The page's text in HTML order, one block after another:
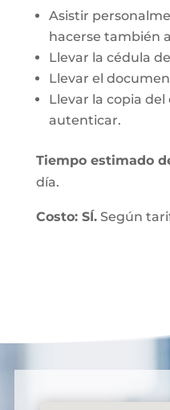
Asistir
hacerse también
Llevar la cédula
Llevar el
Llevar la copia
autenticar.
Tiempo estimado
día.
Costo: SÍ.Según